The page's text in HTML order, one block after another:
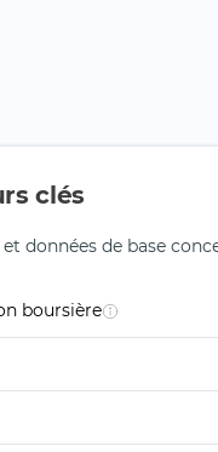
clés
et données de base
boursière